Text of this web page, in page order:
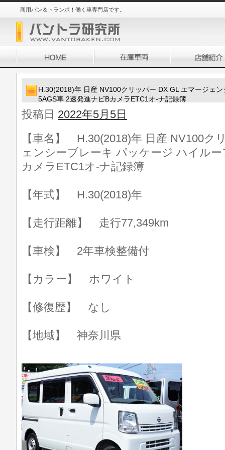
商用バン＆トランポ！働く車専門店です。
H.30(2018)年 日産 NV100クリッパー DX GL エマージェ
5AGS車 2速発進ナビBカメラETC1オ-ナ記録簿
投稿日 2022年5月5日
【車名】 H.30(2018)年 日産 NV100ク
ェンシーブレーキ パッケージ ハイル
カメラETC1オ-ナ記録簿
【年式】 H.30(2018)年
【走行距離】 走行77,349km
【車検】 2年車検整備付
【カラー】 ホワイト
【修復歴】 なし
【地域】 神奈川県